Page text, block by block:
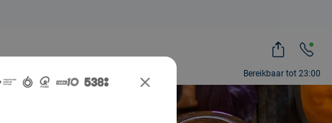
Bereikbaar tot 23:00